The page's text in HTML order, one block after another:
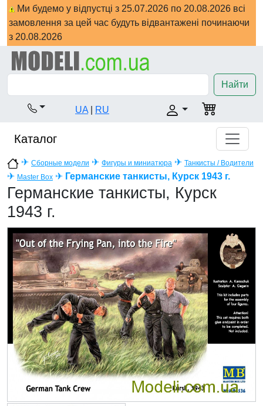
Ми будемо у відпустці з 25.07.2026 по 20.08.2026 всі
замовлення за цей час будуть відвантажені починаючи
з 20.08.2026
Найти
UA RU
Каталог
✈ Сборные модели ✈ Фигуры и миниатюра ✈ Танкисты / Водители
✈ Master Box ✈ Германские танкисты, Курск 1943 г.
Германские танкисты, Курск
1943 г.